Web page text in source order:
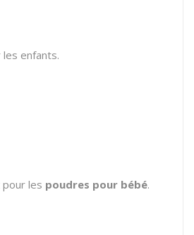
enfants.
les poudres pour bébé.